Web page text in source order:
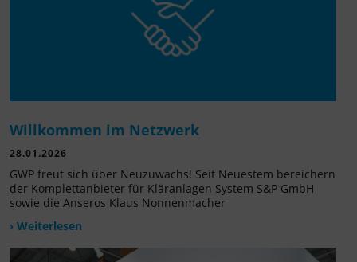
Willkommen im Netzwerk
28.01.2026
GWP freut sich über Neuzuwachs! Seit Neuestem bereichern
der Komplettanbieter für Kläranlagen System S&P GmbH
sowie die Anseros Klaus Nonnenmacher
› Weiterlesen